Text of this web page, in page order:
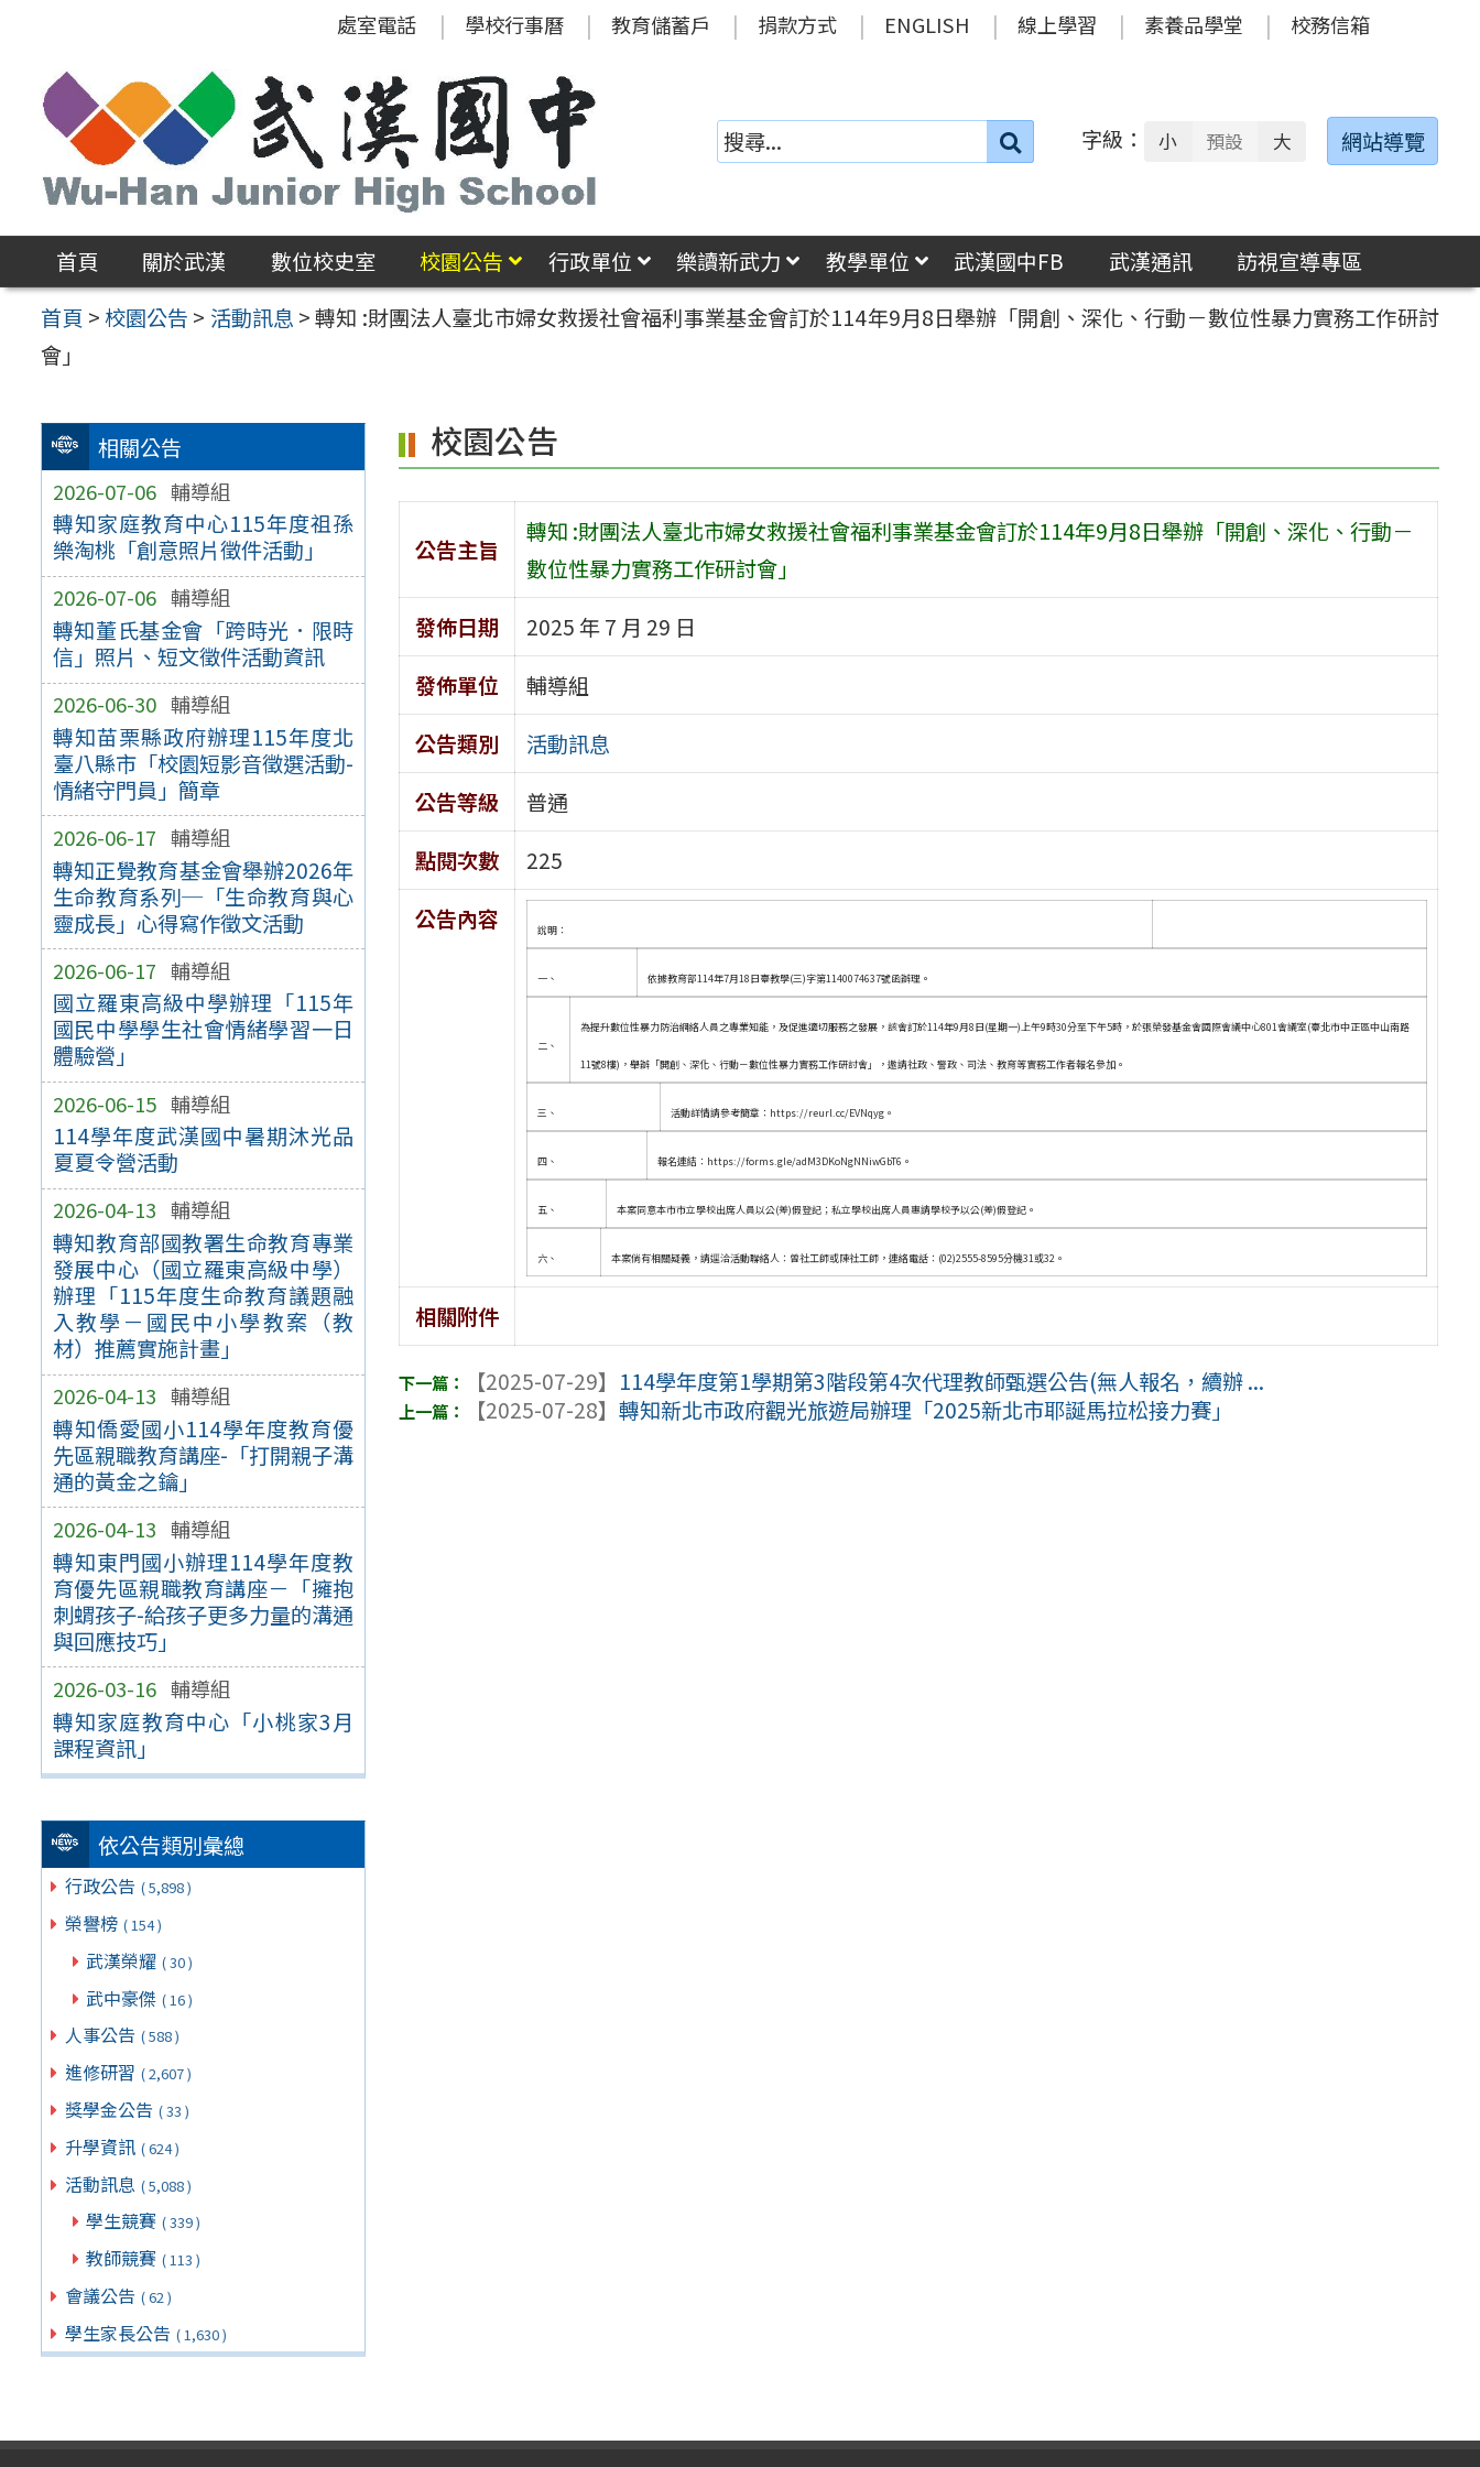
區
處室電話 學校行事曆 教育儲蓄戶 捐款方式 ENGLISH 線上學習 素養品學堂 校務信箱
搜
字級： 小 預設 大 網站導覽
首頁 關於武漢 數位校史室 校園公告 行政單位 樂讀新武力 教學單位 武漢國中FB 武漢通訊
訪視宣導專區
首頁 >校園公告 > 活動訊息 >轉知 :財團法人臺北市婦女救援社會福利事業基金會訂於114年9月8日舉辦「開創、深化、行動－數位性暴力實務工作研討
會」
相關公告
2026-07-06 輔導組
轉知家庭教育中心115年度祖孫
樂淘桃「創意照片徵件活動」
2026-07-06 輔導組
轉知董氏基金會「跨時光．限時
信」照片、短文徵件活動資訊
2026-06-30 輔導組
轉知苗栗縣政府辦理115年度北
臺八縣市「校園短影音徵選活動-
情緒守門員」簡章
2026-06-17 輔導組
轉知正覺教育基金會舉辦2026年
生命教育系列─「生命教育與心
靈成長」心得寫作徵文活動
2026-06-17 輔導組
國立羅東高級中學辦理「115年
國民中學學生社會情緒學習一日
體驗營」
2026-06-15 輔導組
114學年度武漢國中暑期沐光品
夏夏令營活動
2026-04-13 輔導組
轉知教育部國教署生命教育專業
發展中心（國立羅東高級中學）
辦理「115年度生命教育議題融
入教學－國民中小學教案（教
材）推薦實施計畫」
2026-04-13 輔導組
轉知僑愛國小114學年度教育優
先區親職教育講座-「打開親子溝
通的黃金之鑰」
2026-04-13 輔導組
轉知東門國小辦理114學年度教
育優先區親職教育講座－「擁抱
刺蝟孩子-給孩子更多力量的溝通
與回應技巧」
2026-03-16 輔導組
轉知家庭教育中心「小桃家3月
課程資訊」
依公告類別彙總
行政公告 ( 5,898 )
榮譽榜 ( 154 )
武漢榮耀 ( 30 )
武中豪傑 ( 16 )
人事公告 ( 588 )
進修研習 ( 2,607 )
獎學金公告 ( 33 )
升學資訊 ( 624 )
活動訊息 ( 5,088 )
學生競賽 ( 339 )
教師競賽 ( 113 )
會議公告 ( 62 )
學生家長公告 ( 1,630 )
校園公告
公告主旨
轉知 :財團法人臺北市婦女救援社會福利事業基金會訂於114年9月8日舉辦「開創、深化、行動－
數位性暴力實務工作研討會」
發佈日期
2025 年 7 月 29 日
發佈單位
輔導組
公告類別
活動訊息
公告等級
普通
點閱次數
225
公告內容
說明：
一、 依據教育部114年7月18日臺教學(三)字第1140074637號函辦理。
二、
為提升數位性暴力防治網絡人員之專業知能，及促進適切服務之發展，該會訂於114年9月8日(星期一)上午9時30分至下午5時，於張榮發基金會國際會議中心801會議室(臺北市中正區中山南路
11號8樓)，舉辦「開創、深化、行動－數位性暴力實務工作研討會」，邀請社政、警政、司法、教育等實務工作者報名參加。
三、 活動詳情請參考簡章：https://reurl.cc/EVNqyg。
四、 報名連結：https://forms.gle/adM3DKoNgNNiwGbT6。
五、 本案同意本市市立學校出席人員以公(差)假登記；私立學校出席人員惠請學校予以公(差)假登記。
六、 本案倘有相關疑義，請逕洽活動聯絡人：曾社工師或陳社工師，連絡電話：(02)2555-8595分機31或32。
相關附件
【2025-07-29】 114學年度第1學期第3階段第4次代理教師甄選公告(無人報名，續辦 ...
【2025-07-28】轉知新北市政府觀光旅遊局辦理「2025新北市耶誕馬拉松接力賽」